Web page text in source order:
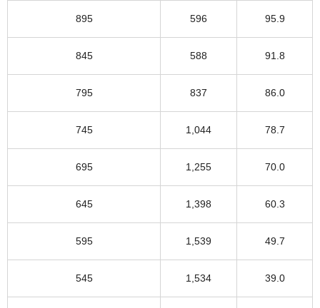
895 596 95.9
845 588 91.8
795 837 86.0
745 1,044 78.7
695 1,255 70.0
645 1,398 60.3
595 1,539 49.7
545 1,534 39.0